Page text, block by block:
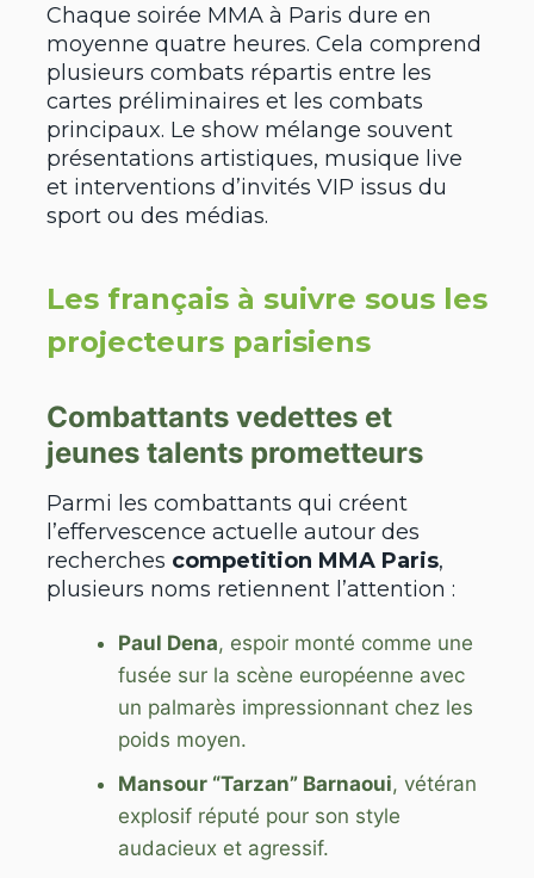
Chaque soirée MMA à Paris dure en
moyenne quatre heures. Cela comprend
plusieurs combats répartis entre les
cartes préliminaires et les combats
principaux. Le show mélange souvent
présentations artistiques, musique live
et interventions d’invités VIP issus du
sport ou des médias.
Les français à suivre sous les
projecteurs parisiens
Combattants vedettes et
jeunes talents prometteurs
Parmi les combattants qui créent
l’effervescence actuelle autour des
recherches competition MMA Paris,
plusieurs noms retiennent l’attention :
Paul Dena, espoir monté comme une
fusée sur la scène européenne avec
un palmarès impressionnant chez les
poids moyen.
Mansour “Tarzan” Barnaoui, vétéran
explosif réputé pour son style
audacieux et agressif.